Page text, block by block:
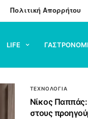
Πολιτική Απορρήτου
LIFE
ΤΕΧΝΟΛΟΓΙΑ
Νίκος Παππάς:
στους